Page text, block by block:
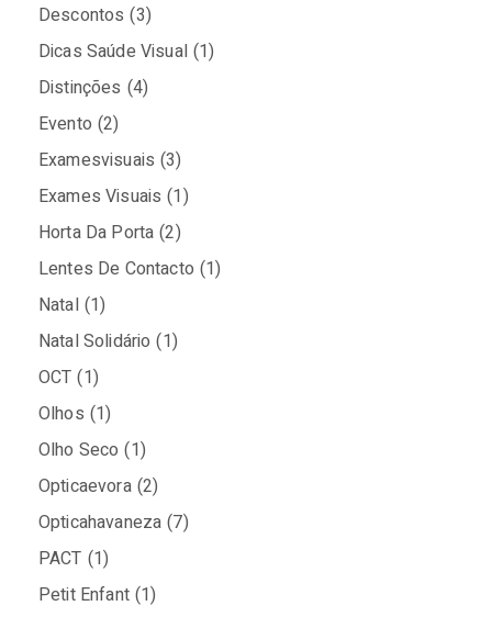
Descontos (3)
Dicas Saúde Visual (1)
Distinções (4)
Evento (2)
Examesvisuais (3)
Exames Visuais (1)
Horta Da Porta (2)
Lentes De Contacto (1)
Natal (1)
Natal Solidário (1)
OCT (1)
Olhos (1)
Olho Seco (1)
Opticaevora (2)
Opticahavaneza (7)
PACT (1)
Petit Enfant (1)